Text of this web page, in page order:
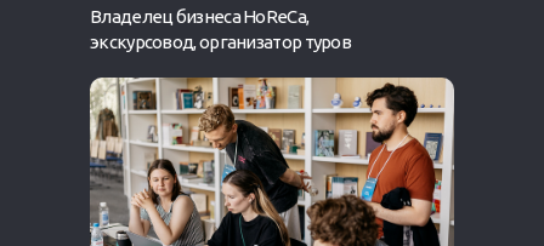
Владелец бизнеса HoReCa,
экскурсовод, организатор туров